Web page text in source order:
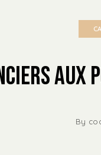
aux
By